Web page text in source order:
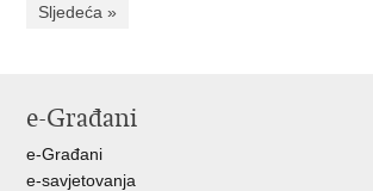
Sljedeća »
e-Građani
e-Građani
e-savjetovanja